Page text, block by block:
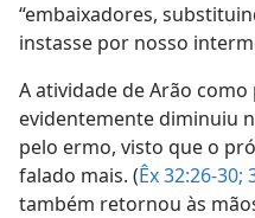
“embaixadores,
instasse por nosso
A atividade de Arão
evidentemente diminuiu
pelo ermo, visto que o
falado mais. (Êx 32:26-30;
também retornou às